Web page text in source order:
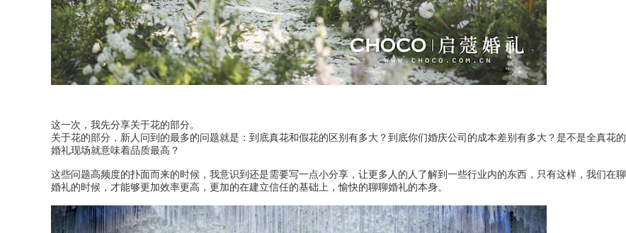
这一次，我先分享关于花的部分。
关于花的部分，新人问到的最多的问题就是：到底真花和假花的区别有多大？到底你们婚庆公司的成本差别有多大？是不是全真花的
婚礼现场就意味着品质最高？
这些问题高频度的扑面而来的时候，我意识到还是需要写一点小分享，让更多人的人了解到一些行业内的东西，只有这样，我们在聊
婚礼的时候，才能够更加效率更高，更加的在建立信任的基础上，愉快的聊聊婚礼的本身。